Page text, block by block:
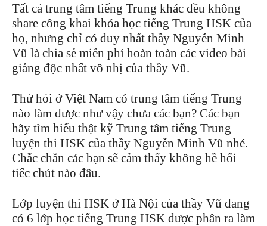
Tất cả trung tâm tiếng Trung khác đều không
share công khai khóa học tiếng Trung HSK của
họ, nhưng chỉ có duy nhất thầy Nguyễn Minh
Vũ là chia sẻ miễn phí hoàn toàn các video bài
giảng độc nhất vô nhị của thầy Vũ.
Thử hỏi ở Việt Nam có trung tâm tiếng Trung
nào làm được như vậy chưa các bạn? Các bạn
hãy tìm hiểu thật kỹ Trung tâm tiếng Trung
luyện thi HSK của thầy Nguyễn Minh Vũ nhé.
Chắc chắn các bạn sẽ cảm thấy không hề hối
tiếc chút nào đâu.
Lớp luyện thi HSK ở Hà Nội của thầy Vũ đang
có 6 lớp học tiếng Trung HSK được phân ra làm